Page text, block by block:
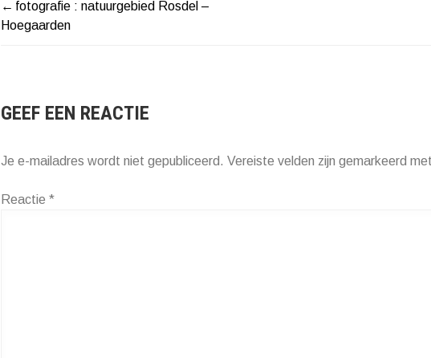
BERICHT
fotografie : natuurgebied Rosdel –
Hoegaarden
GEEF EEN REACTIE
Je e-mailadres wordt niet gepubliceerd. Vereiste velden zijn gemarkeerd
Reactie *